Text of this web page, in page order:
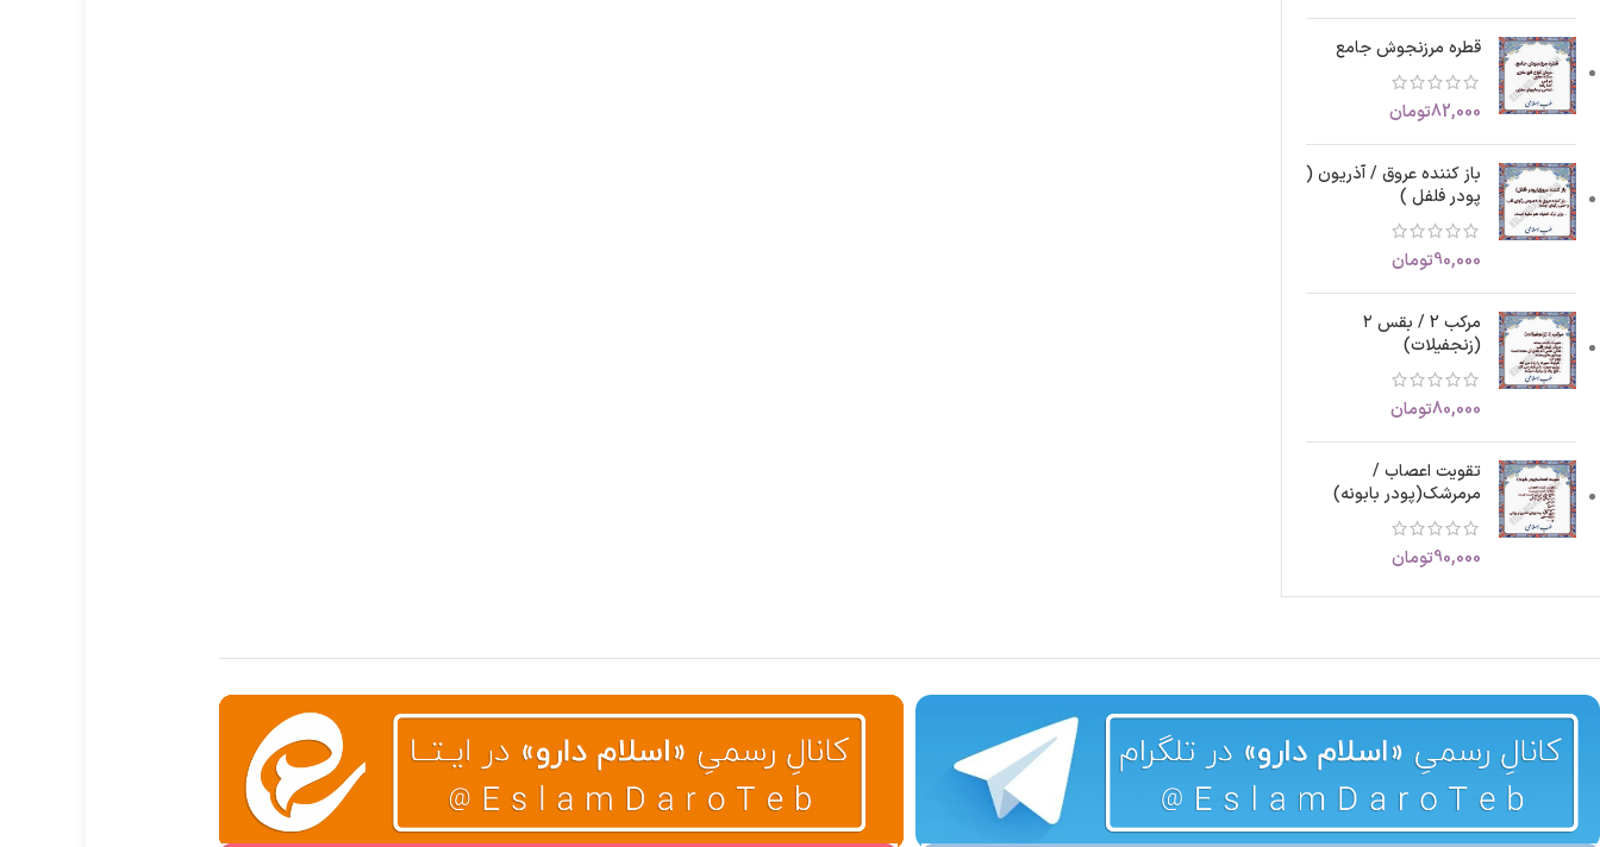
قطره مرزنجوش جامع
82,000تومان
باز کننده عروق / آذریون (
پودر فلفل )
90,000تومان
مرکب 2 / بقس ۲
(زنجفیلات)
80,000تومان
تقویت اعصاب /
مرمرشک(پودر بابونه)
90,000تومان